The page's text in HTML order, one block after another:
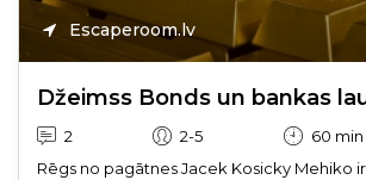
Escaperoom.lv
Džeimss Bonds un bankas
2 2-5 60 min
Rēgs no pagātnes Jacek Kosicky Mehiko